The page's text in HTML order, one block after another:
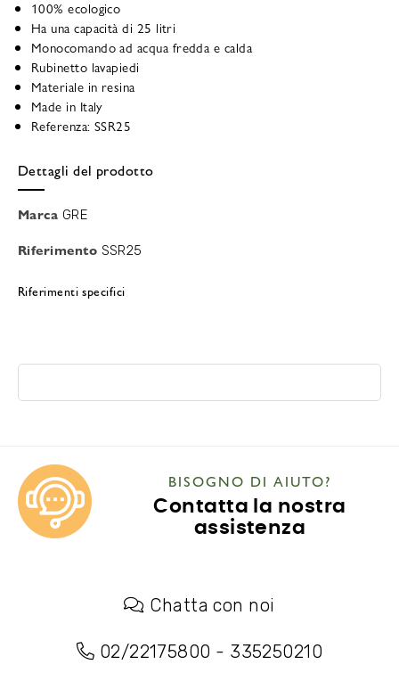
100% ecologico
Ha una capacità di 25 litri
Monocomando ad acqua fredda e calda
Rubinetto lavapiedi
Materiale in resina
Made in Italy
Referenza: SSR25
Dettagli del prodotto
Marca GRE
Riferimento SSR25
Riferimenti specifici
BISOGNO DI AIUTO?
Contatta la nostra
assistenza
Chatta con noi
02/22175800 - 335250210